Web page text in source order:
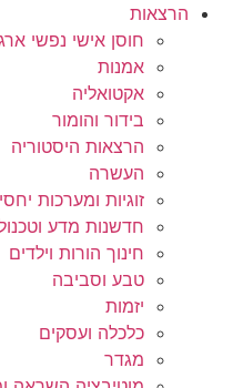
הרצאות
חוסן אישי נפשי
אמנות
אקטואליה
בידור והומור
הרצאות היסטוריה
העשרה
זוגיות ומערכות
חדשנות מדע
חינוך הורות וילדים
טבע וסביבה
יזמות
כלכלה ועסקים
מגדר